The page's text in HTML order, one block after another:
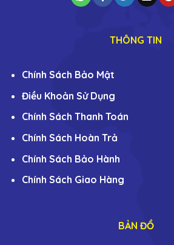
THÔNG TIN
Chính Sách Bảo Mật
Điều Khoản Sử Dụng
Chính Sách Thanh Toán
Chính Sách Hoàn Trả
Chính Sách Bảo Hành
Chính Sách Giao Hàng
BẢN ĐỒ